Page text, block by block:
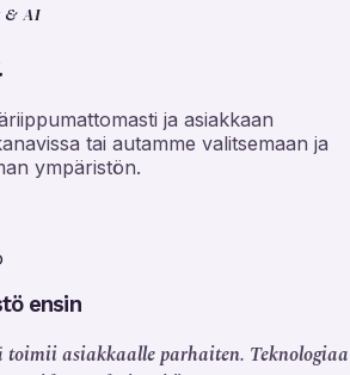
& AI
ja asiakkaan
tai autamme valitsemaan ja
ympäristön.
ensin
asiakkaalle parhaiten. Teknologiaa